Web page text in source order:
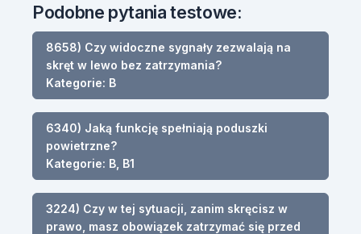
Podobne pytania testowe:
8658) Czy widoczne sygnały zezwalają na
skręt w lewo bez zatrzymania?
Kategorie: B
6340) Jaką funkcję spełniają poduszki
powietrzne?
Kategorie: B, B1
3224) Czy w tej sytuacji, zanim skręcisz w
prawo, masz obowiązek zatrzymać się przed